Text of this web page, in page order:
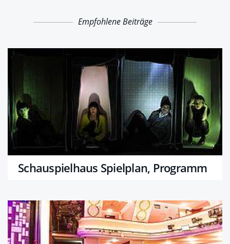
Empfohlene Beiträge
Schauspielhaus Spielplan, Programm